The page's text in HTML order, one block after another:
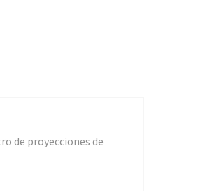
de proyecciones de